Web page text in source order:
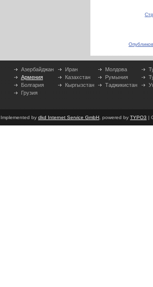
Азербайджан
Армения
Болгария
Грузия
Иран
Казахстан
Кыргызстан
Молдова
Румыния
Таджикистан
Implemented by dkd Internet Service GmbH , powered by TYPO3 |